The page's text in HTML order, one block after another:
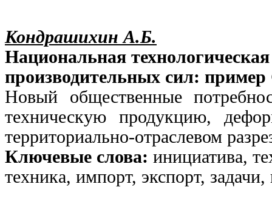
Кондрашихин А.Б.
Национальная
производительных сил: пример
Новый общественные
техническую продукцию,
территориально-отраслевом
Ключевые слова: инициатива,
техника, импорт, экспорт,